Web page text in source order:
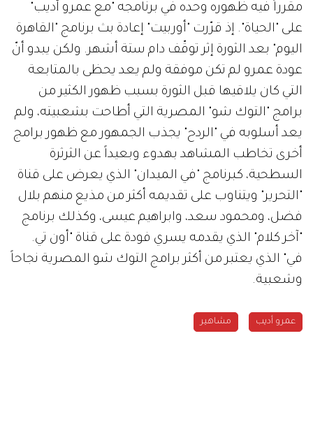
مقرراً فيه ظهوره وحده في برنامجه "مع عمرو أديب"
على "الحياة". إذ قرّرت "أوربيت" إعادة بث برنامج "القاهرة
اليوم" بعد الثورة إثر توقّف دام ستة أشهر. ولكن يبدو أنّ
عودة عمرو لم تكن موفقة ولم يعد يحظى بالمتابعة
التي كان يلاقيها قبل الثورة بسبب ظهور الكثير من
برامج "التوك شو" المصرية التي أطاحت بشعبيته، ولم
يعد أسلوبه في "الردح" يجذب الجمهور مع ظهور برامج
أخرى تخاطب المشاهد بهدوء وبعيداً عن الثرثرة
السطحية، كبرنامج "في الميدان" الذي يعرض على قناة
"التحرير" ويتناوب على تقديمه أكثر من مذيع منهم بلال
فضل، ومحمود سعد، وابراهيم عيسى، وكذلك برنامج
"آخر كلام" الذي يقدمه يسري فودة على قناة "أون تي.
في" الذي يعتبر من أكثر برامج التوك شو المصرية نجاحاً
وشعبية.
عمرو أديب مشاهير